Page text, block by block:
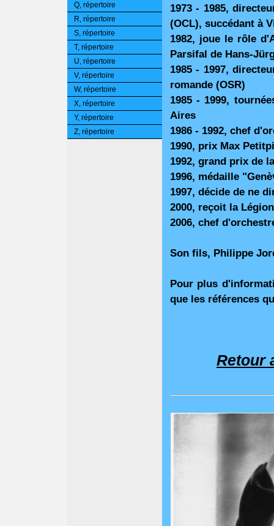
Q, répertoire
R, répertoire
S, répertoire
T, répertoire
U, répertoire
V, répertoire
W, répertoire
X, répertoire
Y, répertoire
Z, répertoire
1973 - 1985,
(OCL), succédant à
1982, joue le rôle
Parsifal de Hans-
1985 - 1997,
romande (OSR)
1985 - 1999,
Aires
1986 - 1992, chef
1990, prix Max
1992, grand prix de
1996, médaille
1997, décide de ne
2000, reçoit la
2006, chef
Son fils, Philippe
Pour plus
que les références
Retour